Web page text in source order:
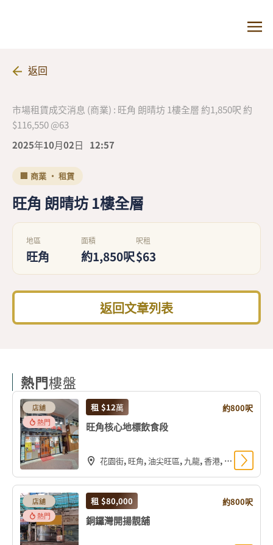
返回
市場租賃成交消息 (商業) : 旺角 朗晴坊 1樓全層 約1,850呎 約
$116,550 @63
2025年10月02日
12:57
🏢 商業 · 租賃
旺角 朗晴坊 1樓全層
地區
旺角
面積
約1,850呎
呎租
$63
返回文章列表
熱門樓盤
店舖
熱門
租 $12萬 約800呎
旺角核心地標飲食段
花園街, 旺角, 油尖旺區, 九龍, 香港, 中国
店舖
熱門
租 $80,000 約800呎
銅鑼灣開揚靚舖